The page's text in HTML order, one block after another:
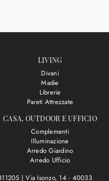
LIVING
Divani
Madie
Librerie
Pareti Attrezzate
CASA, OUTDOOR E UFFICIO
Complementi
Illuminazione
Arredo Giardino
Arredo Ufficio
|Via Isonzo, 14 - 40033